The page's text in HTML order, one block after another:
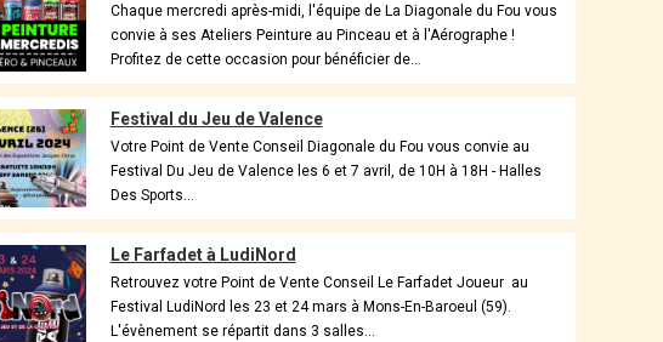
Chaque mercredi après-midi, l'équipe de La Diagonale du Fou vous
convie à ses Ateliers Peinture au Pinceau et à l'Aérographe !
Profitez de cette occasion pour bénéficier de...
Festival du Jeu de Valence
Votre Point de Vente Conseil Diagonale du Fou vous convie au
Festival Du Jeu de Valence les 6 et 7 avril, de 10H à 18H - Halles
Des Sports...
Le Farfadet à LudiNord
Retrouvez votre Point de Vente Conseil Le Farfadet Joueur au
Festival LudiNord les 23 et 24 mars à Mons-En-Baroeul (59).
L'évènement se répartit dans 3 salles...